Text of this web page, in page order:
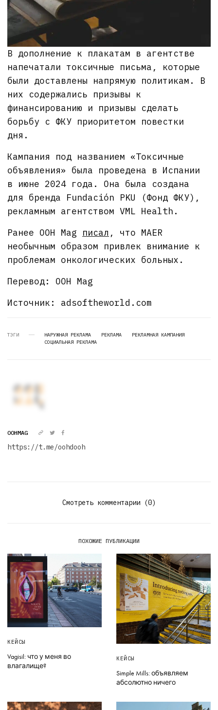
В дополнение к плакатам в агентстве
напечатали токсичные письма, которые
были доставлены напрямую политикам. В
них содержались призывы к
финансированию и призывы сделать
борьбу с ФКУ приоритетом повестки
дня.
Кампания под названием «Токсичные
объявления» была проведена в Испании
в июне 2024 года. Она была создана
для бренда Fundación PKU (Фонд ФКУ),
рекламным агентством VML Health.
Ранее OOH Mag писал , что MAER
необычным образом привлек внимание к
проблемам онкологических больных.
Перевод: OOH Mag
Источник: adsoftheworld.com
ТЭГИ НАРУЖНАЯ РЕКЛАМА РЕКЛАМА
РЕКЛАМНАЯ КАМПАНИЯ
СОЦИАЛЬНАЯ РЕКЛАМА
OOHMAG
https://t.me/oohdooh
Смотреть комментарии (0)
ПОХОЖИЕ ПУБЛИКАЦИИ
КЕЙСЫ
Vagisil: что у меня во
влагалище?
КЕЙСЫ
Simple Mills: объявляем
абсолютно ничего